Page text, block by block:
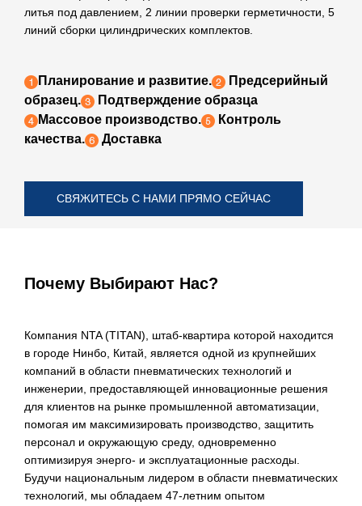
литья под давлением, 2 линии проверки герметичности, 5
линий сборки цилиндрических комплектов.
Планирование и развитие.
Предсерийный
образец.
Подтверждение образца
Массовое производство.
Контроль
качества.
Доставка
СВЯЖИТЕСЬ С НАМИ ПРЯМО СЕЙЧАС
Почему Выбирают Нас?
Компания NTA (TITAN), штаб-квартира которой находится
в городе Нинбо, Китай, является одной из крупнейших
компаний в области пневматических технологий и
инженерии, предоставляющей инновационные решения
для клиентов на рынке промышленной автоматизации,
помогая им максимизировать производство, защитить
персонал и окружающую среду, одновременно
оптимизируя энерго- и эксплуатационные расходы.
Будучи национальным лидером в области пневматических
технологий, мы обладаем 47-летним опытом